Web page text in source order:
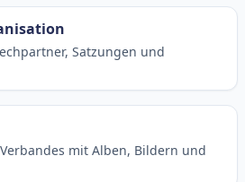
Satzungen und
mit Alben, Bildern und